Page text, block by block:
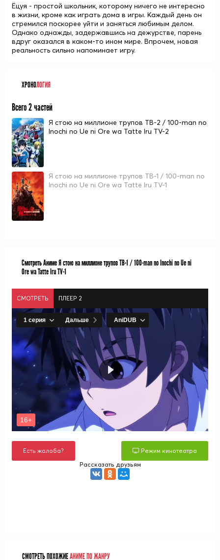
Ёцуя - простой школьник, которому ничего не интересно
в жизни, кроме как играть дома в игры. Каждый день он
стремился поскорее уйти и заняться любимым делом.
Однако однажды, задержавшись на дежурстве, парень
вдруг оказался в каком-то ином мире. Впрочем, новая
реальность сильно напоминает игру.
ХРОНОЛОГИЯ
Всего 2 частей
Я стою на миллионе трупов ТВ-2 / 100-man no
Inochi no Ue ni Ore wa Tatte Iru TV-2
Я стою на миллионе трупов ТВ-1 / 100-man no
Inochi no Ue ni Ore wa Tatte Iru TV-1
Смотреть Аниме Я стою на миллионе трупов ТВ-1 / 100-man no Inochi no Ue ni
Ore wa Tatte Iru TV-1
СМОТРЕТЬ ПЛЕЕР 2
Есть жалоба?
Режим кинотеатра
Рассказать друзьям
СМОТРЕТЬ ПОХОЖИЕАНИМЕ ПО ЖАНРУ